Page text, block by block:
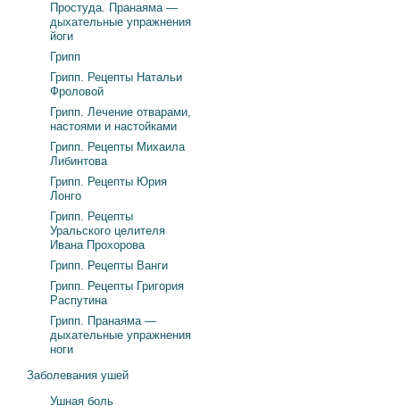
Простуда. Пранаяма —
дыхательные упражнения
йоги
Грипп
Грипп. Рецепты Натальи
Фроловой
Грипп. Лечение отварами,
настоями и настойками
Грипп. Рецепты Михаила
Либинтова
Грипп. Рецепты Юрия
Лонго
Грипп. Рецепты
Уральского целителя
Ивана Прохорова
Грипп. Рецепты Ванги
Грипп. Рецепты Григория
Распутина
Грипп. Пранаяма —
дыхательные упражнения
ноги
Заболевания ушей
Ушная боль